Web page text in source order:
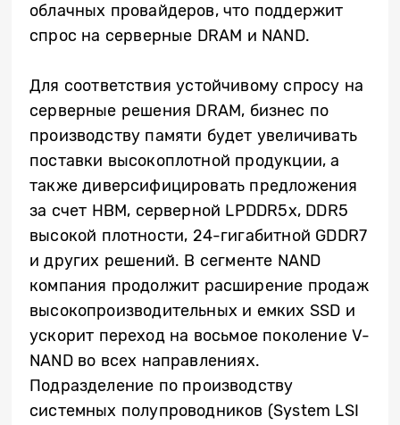
облачных провайдеров, что поддержит
спрос на серверные DRAM и NAND.
Для соответствия устойчивому спросу на
серверные решения DRAM, бизнес по
производству памяти будет увеличивать
поставки высокоплотной продукции, а
также диверсифицировать предложения
за счет HBM, серверной LPDDR5x, DDR5
высокой плотности, 24-гигабитной GDDR7
и других решений. В сегменте NAND
компания продолжит расширение продаж
высокопроизводительных и емких SSD и
ускорит переход на восьмое поколение V-
NAND во всех направлениях.
Подразделение по производству
системных полупроводников (System LSI